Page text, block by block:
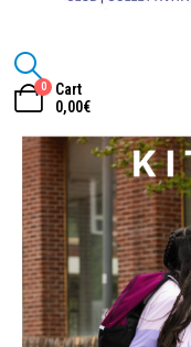
0
Cart
0,00€